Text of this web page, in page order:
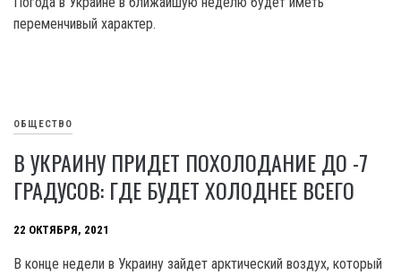
переменчивый характер.
ОБЩЕСТВО
В УКРАИНУ ПРИДЕТ ПОХОЛОДАНИЕ ДО -7
ГРАДУСОВ: ГДЕ БУДЕТ ХОЛОДНЕЕ ВСЕГО
22 ОКТЯБРЯ, 2021
В конце недели в Украину зайдет арктический воздух, который